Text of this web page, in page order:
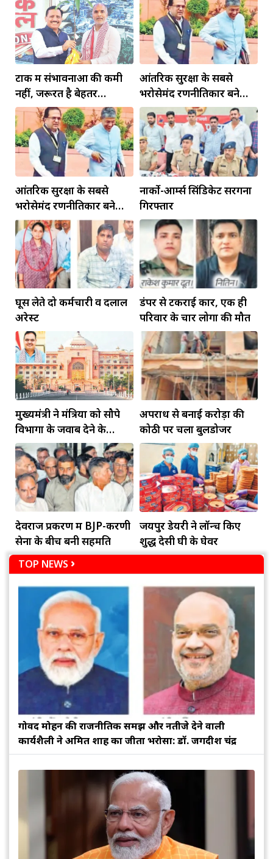
टोंक में संभावनाओं की कमी
नहीं, जरूरत है बेहतर
इंफ्रास्ट्रक्चर की
आंतरिक सुरक्षा के सबसे
भरोसेमंद रणनीतिकार बने
रहेंगे गोविंद मोहन
आंतरिक सुरक्षा के सबसे
भरोसेमंद रणनीतिकार बने
रहेंगे गोविंद मोहन
नार्को-आर्म्स सिंडिकेट सरगना
गिरफ्तार
घूस लेते दो कर्मचारी व दलाल
अरेस्ट
डंपर से टकराई कार, एक ही
परिवार के चार लोगों की मौत
मुख्यमंत्री ने मंत्रियों को सौपे
विभागों के जवाब देने के
दायित्व
अपराध से बनाई करोड़ों की
कोठी पर चला बुलडोजर
देवराज प्रकरण में BJP-करणी
सेना के बीच बनी सहमति
जयपुर डेयरी ने लॉन्च किए
शुद्ध देसी घी के घेवर
TOP NEWS
गोविंद मोहन की राजनीतिक समझ और नतीजे देने वाली
कार्यशैली ने अमित शाह का जीता भरोसा: डॉ. जगदीश चंद्र